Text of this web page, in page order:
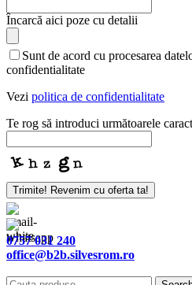
Încarcă aici poze cu detalii
Sunt de acord cu procesarea
confidentialitate
Vezi politica de confidentialitate
Te rog să introduci următoarele
Trimite! Revenim cu oferta ta!
Company
Name
0757 031 240
office@b2b.silvesrom.ro